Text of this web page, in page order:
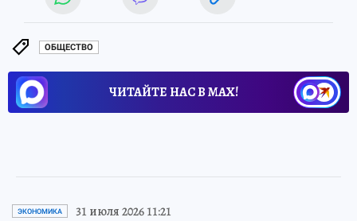
ОБЩЕСТВО
ЧИТАЙТЕ НАС В МАХ!
ЭКОНОМИКА 31 июля 2026 11:21